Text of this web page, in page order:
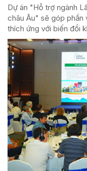
Dự án "Hỗ trợ ngành
châu Âu" sẽ góp phần
thích ứng với biến đổi